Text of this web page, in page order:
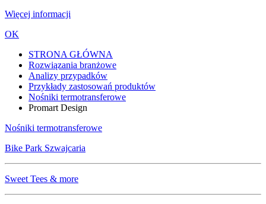
Więcej informacji
OK
STRONA GŁÓWNA
Rozwiązania branżowe
Analizy przypadków
Przykłady zastosowań produktów
Nośniki termotransferowe
Promart Design
Nośniki termotransferowe
Bike Park Szwajcaria
Sweet Tees & more